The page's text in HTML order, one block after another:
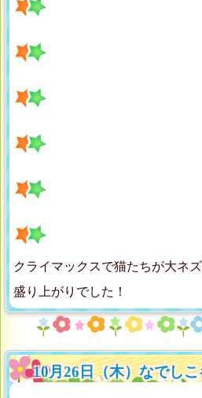
クライマックスで猫たちが大ネ
盛り上がりでした！
10月26日（木）なでし